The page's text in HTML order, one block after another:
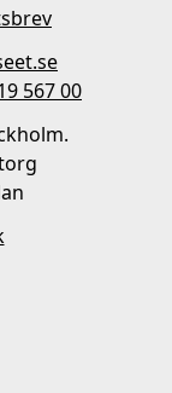
567 00